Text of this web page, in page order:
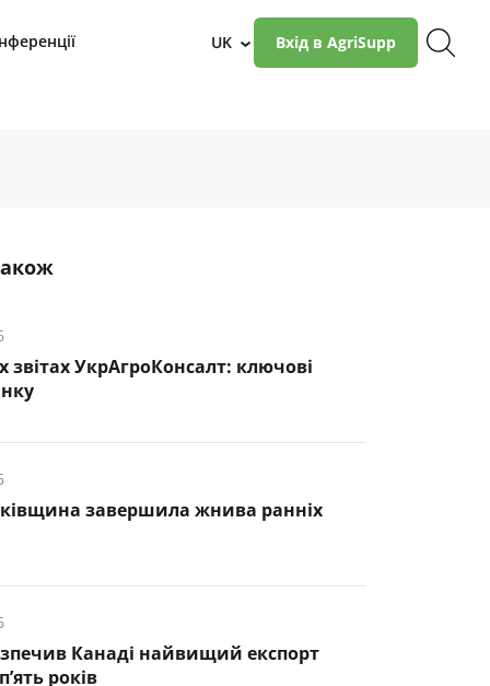
UK › Вхід в AgriSupp
звітах УкрАгроКонсалт: ключові
завершила жнива ранніх
Канаді найвищий експорт
років